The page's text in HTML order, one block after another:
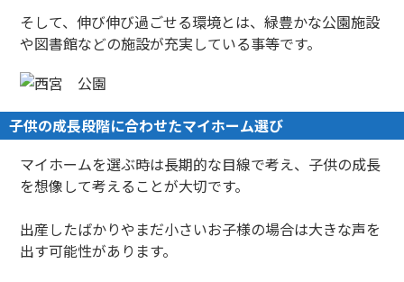
そして、伸び伸び過ごせる環境とは、緑豊かな公園施設
や図書館などの施設が充実している事等です。
子供の成長段階に合わせたマイホーム選び
マイホームを選ぶ時は長期的な目線で考え、子供の成長
を想像して考えることが大切です。
出産したばかりやまだ小さいお子様の場合は大きな声を
出す可能性があります。